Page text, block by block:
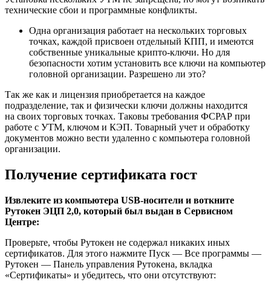
технические сбои и программные конфликты.
Одна организация работает на нескольких торговых
точках, каждой присвоен отдельный КПП, и имеются
собственные уникальные крипто-ключи. Но для
безопасности хотим установить все ключи на компьютер
головной организации. Разрешено ли это?
Так же как и лицензия приобретается на каждое
подразделение, так и физически ключи должны находится
на своих торговых точках. Таковы требования ФСРАР при
работе с УТМ, ключом и КЭП. Товарный учет и обработку
документов можно вести удаленно с компьютера головной
организации.
Получение сертификата гост
Извлеките из компьютера USB-носители и воткните
Рутокен ЭЦП 2,0, который был выдан в Сервисном
Центре:
Проверьте, чтобы Рутокен не содержал никаких иных
сертификатов. Для этого нажмите Пуск — Все программы —
Рутокен — Панель управления Рутокена, вкладка
«Сертификаты» и убедитесь, что они отсутствуют: